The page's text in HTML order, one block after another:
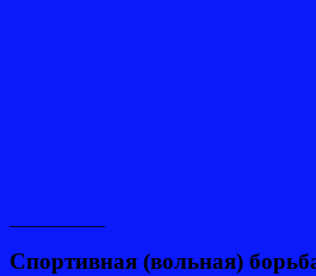
Спортивная (вольная)